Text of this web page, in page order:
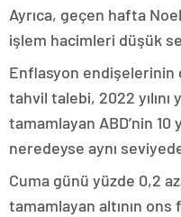
Ayrıca, geçen hafta
işlem hacimleri düşük
Enflasyon
tahvil talebi, 2022
tamamlayan ABD’nin 10
neredeyse aynı
Cuma günü yüzde 0,2
tamamlayan altının ons